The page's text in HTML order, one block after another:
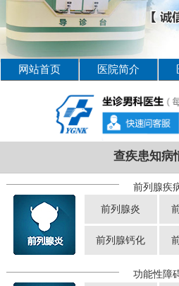
网站首页 医院简介
查疾患知病
前列腺疾
前列腺炎
前列腺钙化
功能性障